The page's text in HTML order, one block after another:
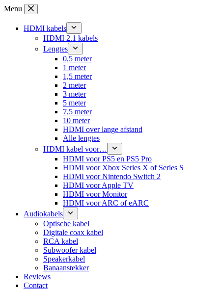
Ga
inhoud
Menu
HDMI kabels
HDMI 2.1 kabels
Lengtes
0,5 meter
1 meter
1,5 meter
2 meter
3 meter
5 meter
7,5 meter
10 meter
HDMI over lange afstand
Alle lengtes
HDMI kabel voor…
HDMI voor PS5 en PS5 Pro
HDMI voor Xbox Series X of Series S
HDMI voor Nintendo Switch 2
HDMI voor Apple TV
HDMI voor Monitor
HDMI voor ARC of eARC
Audiokabels
Optische kabel
Digitale coax kabel
RCA kabel
Subwoofer kabel
Speakerkabel
Banaanstekker
Reviews
Contact